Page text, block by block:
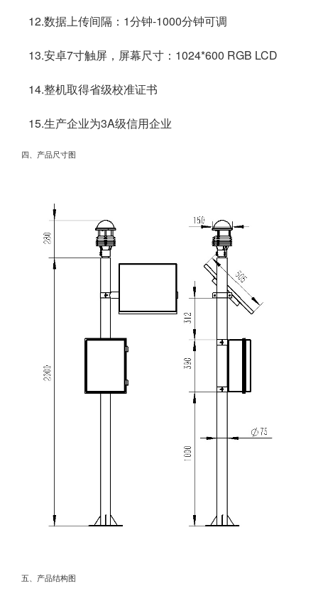
该设备创新性的采用七要素一体式传感器，可对风速、风
向、温度、湿度、气压、光照、光学雨量等气象要素进行实时
观测，可实现户外气象参数24小时连续在线监测，通过数字
12.数据上传间隔：1分钟-1000分钟可调
13.安卓7寸触屏，屏幕尺寸：1024*600 RGB LCD
14.整机取得省级校准证书
15.生产企业为3A级信用企业
四、产品尺寸图
五、产品结构图